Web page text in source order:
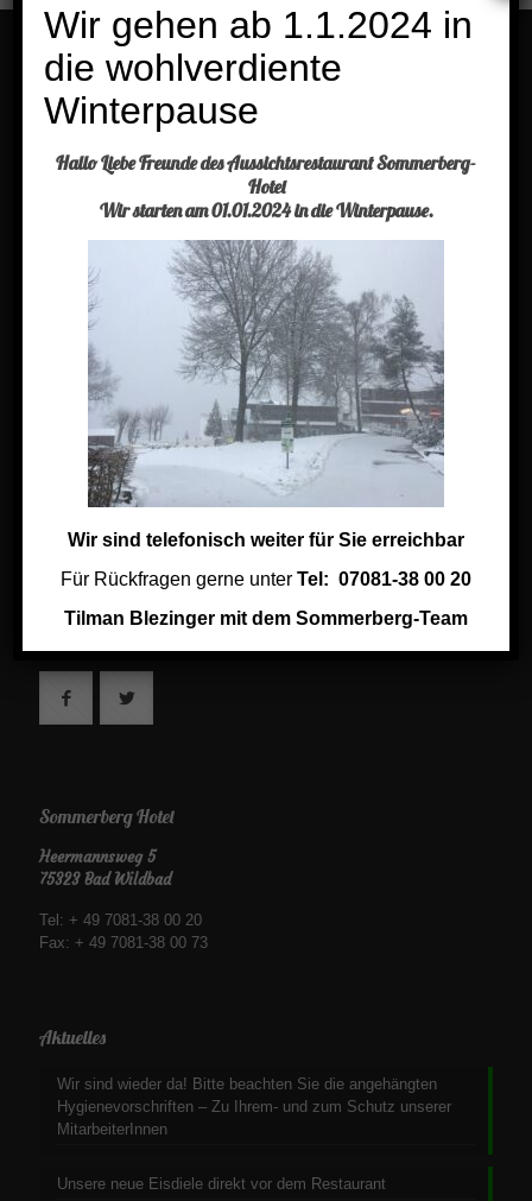
Menü
Impressum
Jobs im Sommerberg Hotel
Links aus der Region
Keramik Shop
Sommerberg Hotel
Heermannsweg 5
75323 Bad Wildbad
Tel: + 49 7081-38 00 20
Fax: + 49 7081-38 00 73
Aktuelles
Wir sind wieder da! Bitte beachten Sie die angehängten
Hygienevorschriften – Zu Ihrem- und zum Schutz unserer
MitarbeiterInnen
Unsere neue Eisdiele direkt vor dem Restaurant
Wir gehen ab 1.1.2024 in
die wohlverdiente
Winterpause
Hallo Liebe Freunde des Aussichtsrestaurant Sommerberg-
Hotel
Wir starten am 01.01.2024 in die Winterpause.
Wir sind telefonisch weiter für Sie erreichbar
Für Rückfragen gerne unter Tel: 07081-38 00 20
Tilman Blezinger mit dem Sommerberg-Team